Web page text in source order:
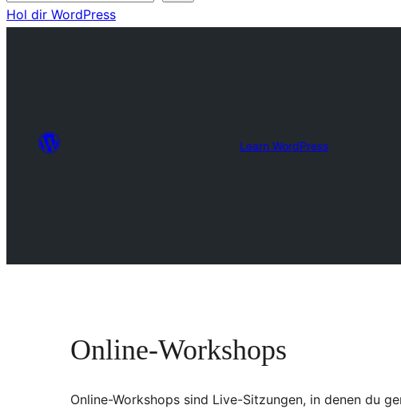
Hol dir WordPress
Learn WordPress
Online-Workshops
Online-Workshops sind Live-Sitzungen, in denen du